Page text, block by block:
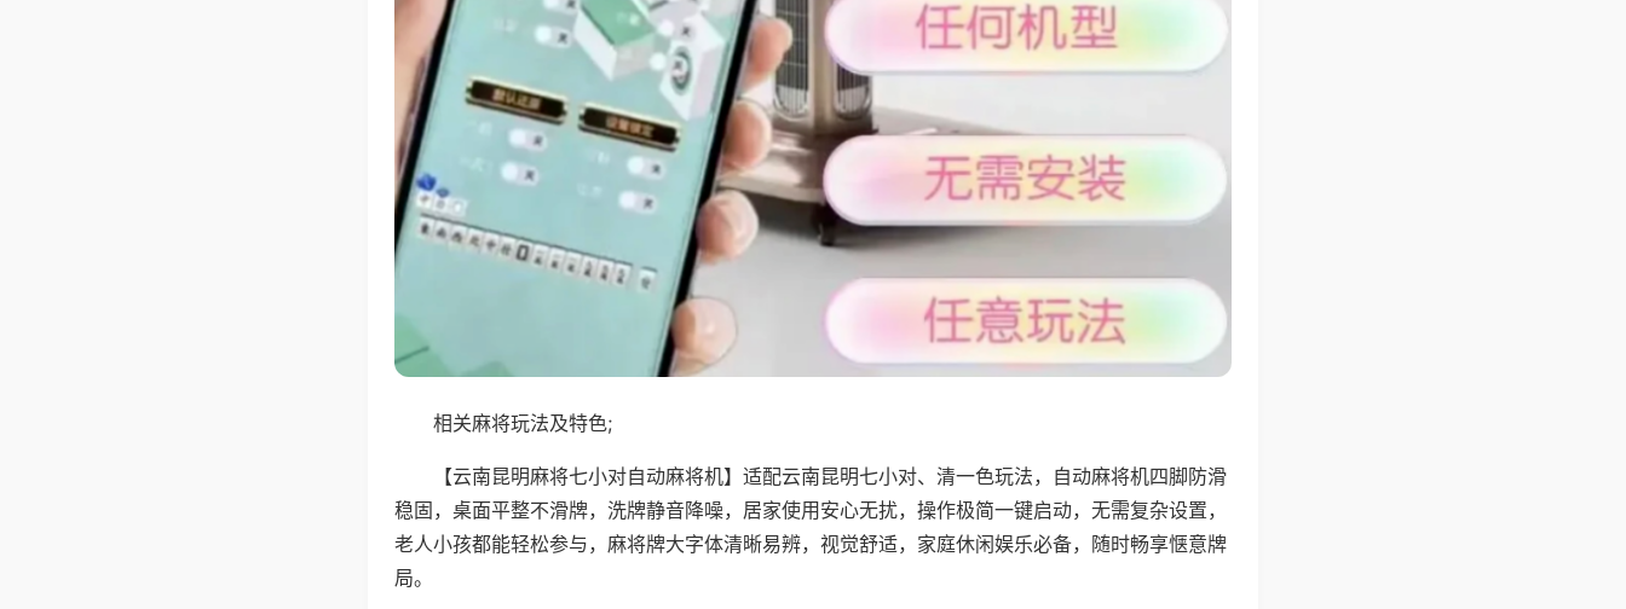
相关麻将玩法及特色;
【云南昆明麻将七小对自动麻将机】适配云南昆明七小对、清一色玩法，自动麻将机四脚防滑
稳固，桌面平整不滑牌，洗牌静音降噪，居家使用安心无扰，操作极简一键启动，无需复杂设置，
老人小孩都能轻松参与，麻将牌大字体清晰易辨，视觉舒适，家庭休闲娱乐必备，随时畅享惬意牌
局。